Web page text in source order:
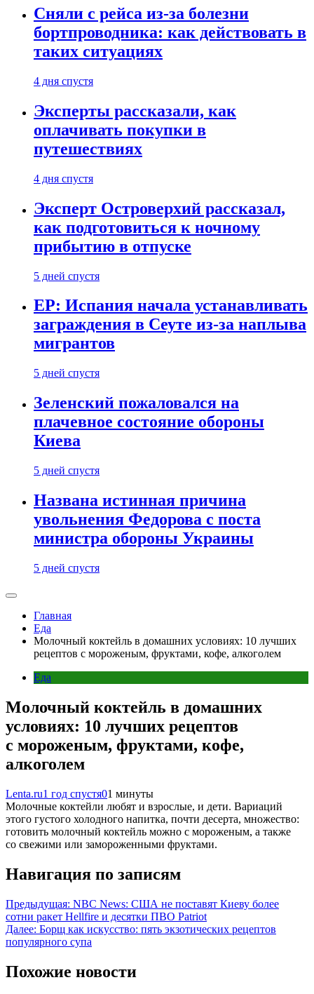
Сняли с рейса из-за болезни
бортпроводника: как действовать в
таких ситуациях
4 дня спустя
Эксперты рассказали, как
оплачивать покупки в
путешествиях
4 дня спустя
Эксперт Островерхий рассказал,
как подготовиться к ночному
прибытию в отпуске
5 дней спустя
EP: Испания начала устанавливать
заграждения в Сеуте из-за наплыва
мигрантов
5 дней спустя
Зеленский пожаловался на
плачевное состояние обороны
Киева
5 дней спустя
Названа истинная причина
увольнения Федорова с поста
министра обороны Украины
5 дней спустя
Главная
Еда
Молочный коктейль в домашних условиях: 10 лучших
рецептов с мороженым, фруктами, кофе, алкоголем
Еда
Молочный коктейль в домашних
условиях: 10 лучших рецептов
с мороженым, фруктами, кофе,
алкоголем
Lenta.ru1 год спустя01 минуты
Молочные коктейли любят и взрослые, и дети. Вариаций
этого густого холодного напитка, почти десерта, множество:
готовить молочный коктейль можно с мороженым, а также
со свежими или замороженными фруктами.
Навигация по записям
Предыдущая: NBC News: США не поставят Киеву более
сотни ракет Hellfire и десятки ПВО Patriot
Далее: Борщ как искусство: пять экзотических рецептов
популярного супа
Похожие новости